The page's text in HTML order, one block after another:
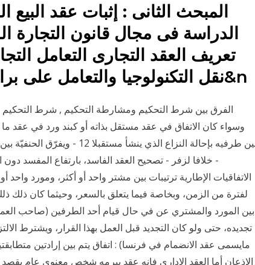
المبحث الثانى : إثبات عقد البيع
الدراسة فى مجال قانون التجارة
تعريف العقد التجارى التعامل
نقل التكنولوجيا والتعامل على براءات الاختراع بين الدول&n
الفرق بين شرط التحكيم ومشارطة التحكيم , شرط التحكيم
وسواء كان الاتفاق في عقد مستقل بذاته أو كبند ورد في عقد
بين طرفيه بإحالة النزاع الذي
- خلافا لزفر - تصحيح العقد الفاسد، بارتفاع المفسد
الاتفاقيات الإطارية ترتيبات بين مشتر واحد أو أكثر، ومورد واحد
لفترة من الزمن، وبخاصة فيما يتعلق بالسعر، وحيثما كان ذلك
بين المورد والمشتري عن في حال قيام أحد الطرفين (صاحب العمل
تجديده، حتى ولو كان التجديد قبل العمل بهذا القرار، ويشترط
مايسمى عقد الانضمام في فرنسا) : اتفاق يتم بين إرادتين
الإذعان أما العقد الإداري فإنه عقد يبرمه شخص معنوي عام